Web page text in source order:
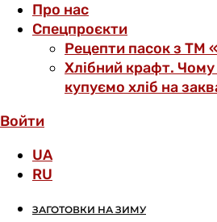
Про нас
Спецпроєкти
Рецепти пасок з ТМ
Хлібний крафт.
купуємо хліб на
Войти
UA
RU
ЗАГОТОВКИ НА ЗИМУ